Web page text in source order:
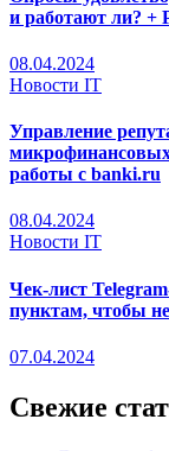
и работают ли? +
08.04.2024
Новости IT
Управление
работы с banki.ru
08.04.2024
Новости IT
Чек-лист
пунктам, чтобы
07.04.2024
Свежие